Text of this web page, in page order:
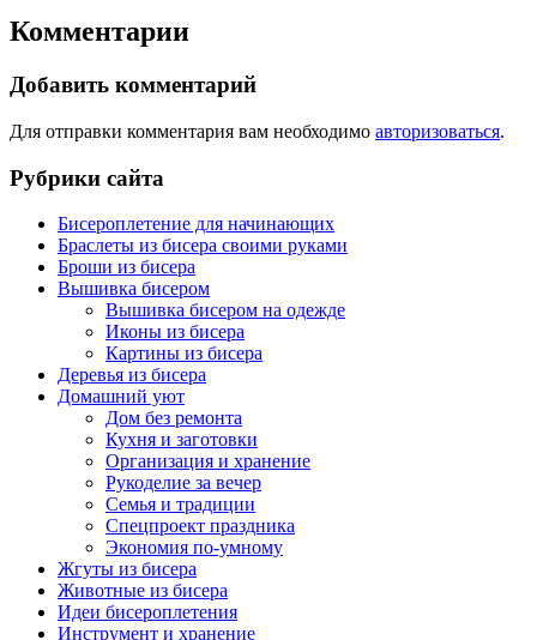
Комментарии
Добавить комментарий
Для отправки комментария вам необходимо авторизоваться.
Рубрики сайта
Бисероплетение для начинающих
Браслеты из бисера своими руками
Броши из бисера
Вышивка бисером
Вышивка бисером на одежде
Иконы из бисера
Картины из бисера
Деревья из бисера
Домашний уют
Дом без ремонта
Кухня и заготовки
Организация и хранение
Рукоделие за вечер
Семья и традиции
Спецпроект праздника
Экономия по-умному
Жгуты из бисера
Животные из бисера
Идеи бисероплетения
Инструмент и хранение